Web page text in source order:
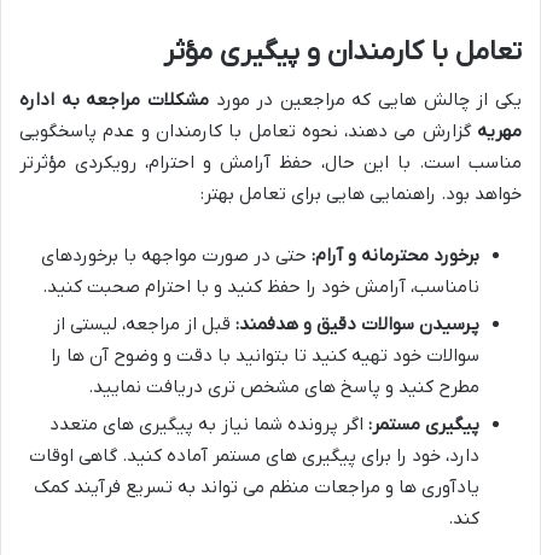
تعامل با کارمندان و پیگیری مؤثر
یکی از چالش هایی که مراجعین در موردمشکلات مراجعه به اداره
مهریه گزارش می دهند، نحوه تعامل با کارمندان و عدم پاسخگویی
مناسب است. با این حال، حفظ آرامش و احترام، رویکردی مؤثرتر
خواهد بود. راهنمایی هایی برای تعامل بهتر:
برخورد محترمانه و آرام: حتی در صورت مواجهه با برخوردهای
نامناسب، آرامش خود را حفظ کنید و با احترام صحبت کنید.
پرسیدن سوالات دقیق و هدفمند: قبل از مراجعه، لیستی از
سوالات خود تهیه کنید تا بتوانید با دقت و وضوح آن ها را
مطرح کنید و پاسخ های مشخص تری دریافت نمایید.
پیگیری مستمر: اگر پرونده شما نیاز به پیگیری های متعدد
دارد، خود را برای پیگیری های مستمر آماده کنید. گاهی اوقات
یادآوری ها و مراجعات منظم می تواند به تسریع فرآیند کمک
کند.